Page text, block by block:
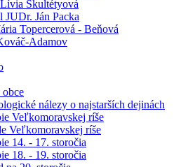
Škultétyová
JUDr. Ján Packa
Topercerová - Beňová
Adamov
nálezy o najstarších dejinách
Veľkomoravskej ríše
Veľkomoravskej ríše
14. - 17. storočia
18. - 19. storočia